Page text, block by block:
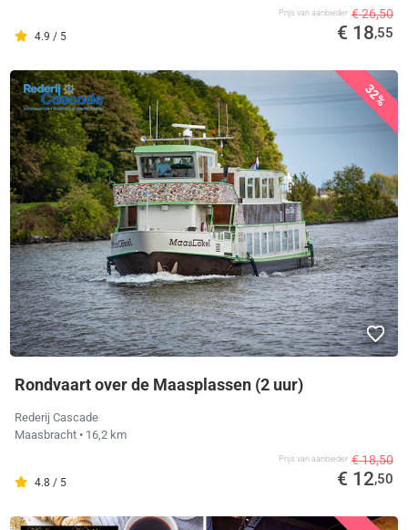
4.9 / 5
Prijs van aanbieder € 26,50
€ 18,55
32%
Rondvaart over de Maasplassen (2 uur)
Rederij Cascade
Maasbracht • 16,2 km
4.8 / 5
Prijs van aanbieder € 18,50
€ 12,50